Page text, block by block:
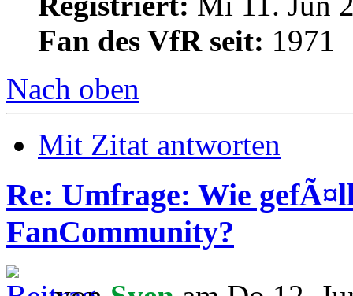
Fan des VfR seit: 1971
Nach oben
Mit Zitat antworten
Re: Umfrage: Wie
FanCommunity?